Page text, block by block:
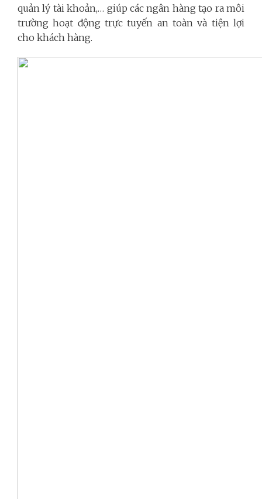
quản lý tài khoản,… giúp các ngân hàng tạo ra môi
trường hoạt động trực tuyến an toàn và tiện lợi
cho khách hàng.